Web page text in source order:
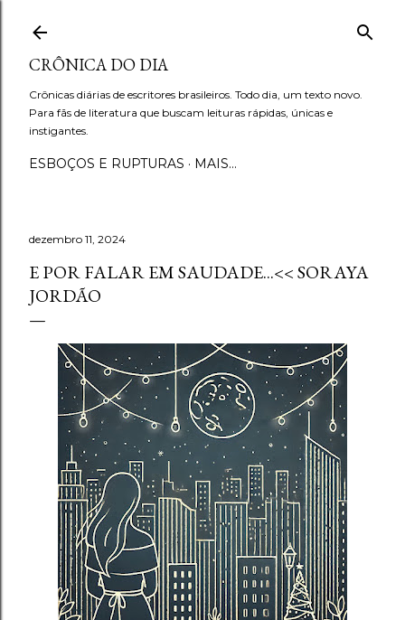
CRÔNICA DO DIA
Crônicas diárias de escritores brasileiros. Todo dia, um texto novo.
Para fãs de literatura que buscam leituras rápidas, únicas e
instigantes.
ESBOÇOS E RUPTURAS MAIS…
dezembro 11, 2024
E POR FALAR EM SAUDADE...<< SORAYA
JORDÃO